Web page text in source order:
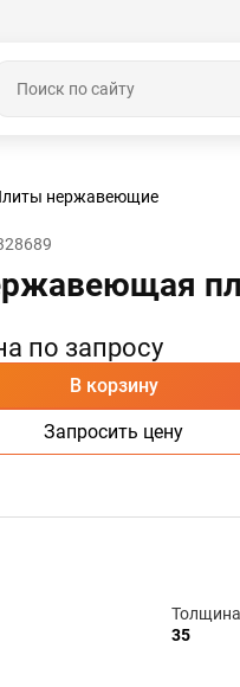
нержавеющие
по запросу
В корзину
Запросить цену
35